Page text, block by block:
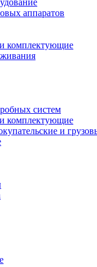
аппаратов
комплектующие
систем
комплектующие
и